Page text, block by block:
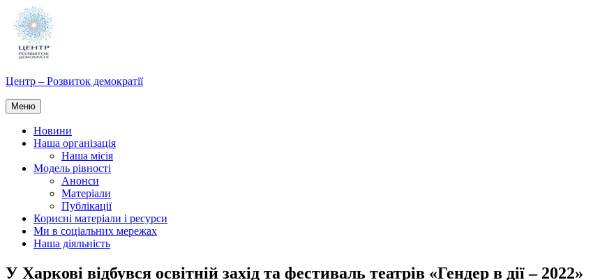
Перейти
до
вмісту
Центр – Розвиток демократії
Меню
Новини
Наша організація
Наша місія
Модель рівності
Анонси
Матеріали
Публікації
Корисні матеріали і ресурси
Ми в соціальних мережах
Наша діяльність
У Харкові відбувся освітній захід та фестиваль театрів «Гендер в дії – 2022»